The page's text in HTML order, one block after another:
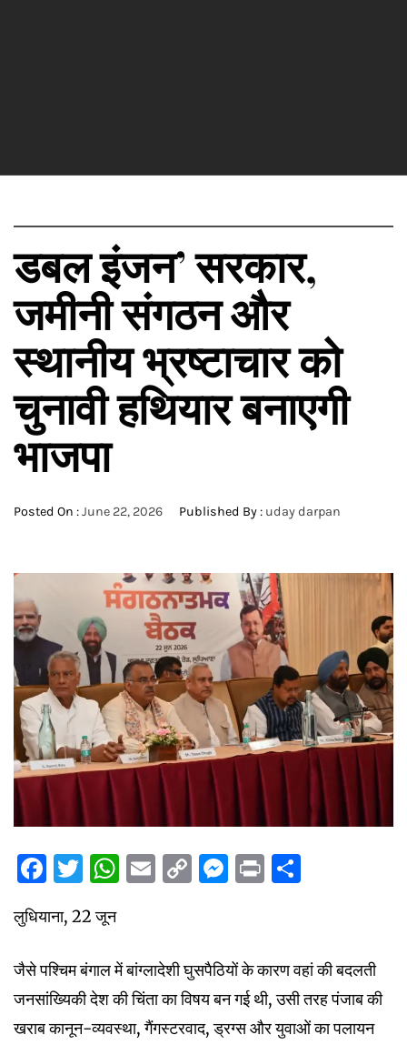
डबल इंजन’ सरकार,
जमीनी संगठन और
स्थानीय भ्रष्टाचार को
चुनावी हथियार बनाएगी
भाजपा
Posted On :June 22, 2026 Published By : uday darpan
Facebook
Twitter
WhatsApp
Email
CopyMessenger
Print
लुधियाना, 22 जून
जैसे पश्चिम बंगाल में बांग्लादेशी घुसपैठियों के कारण वहां की बदलती
जनसांख्यिकी देश की चिंता का विषय बन गई थी, उसी तरह पंजाब की
खराब कानून-व्यवस्था, गैंगस्टरवाद, ड्रग्स और युवाओं का पलायन